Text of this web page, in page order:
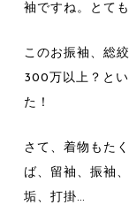
袖ですね。とて
このお振袖、総
300万以上？と
た！
さて、着物もた
ば、留袖、振袖
垢、打掛…